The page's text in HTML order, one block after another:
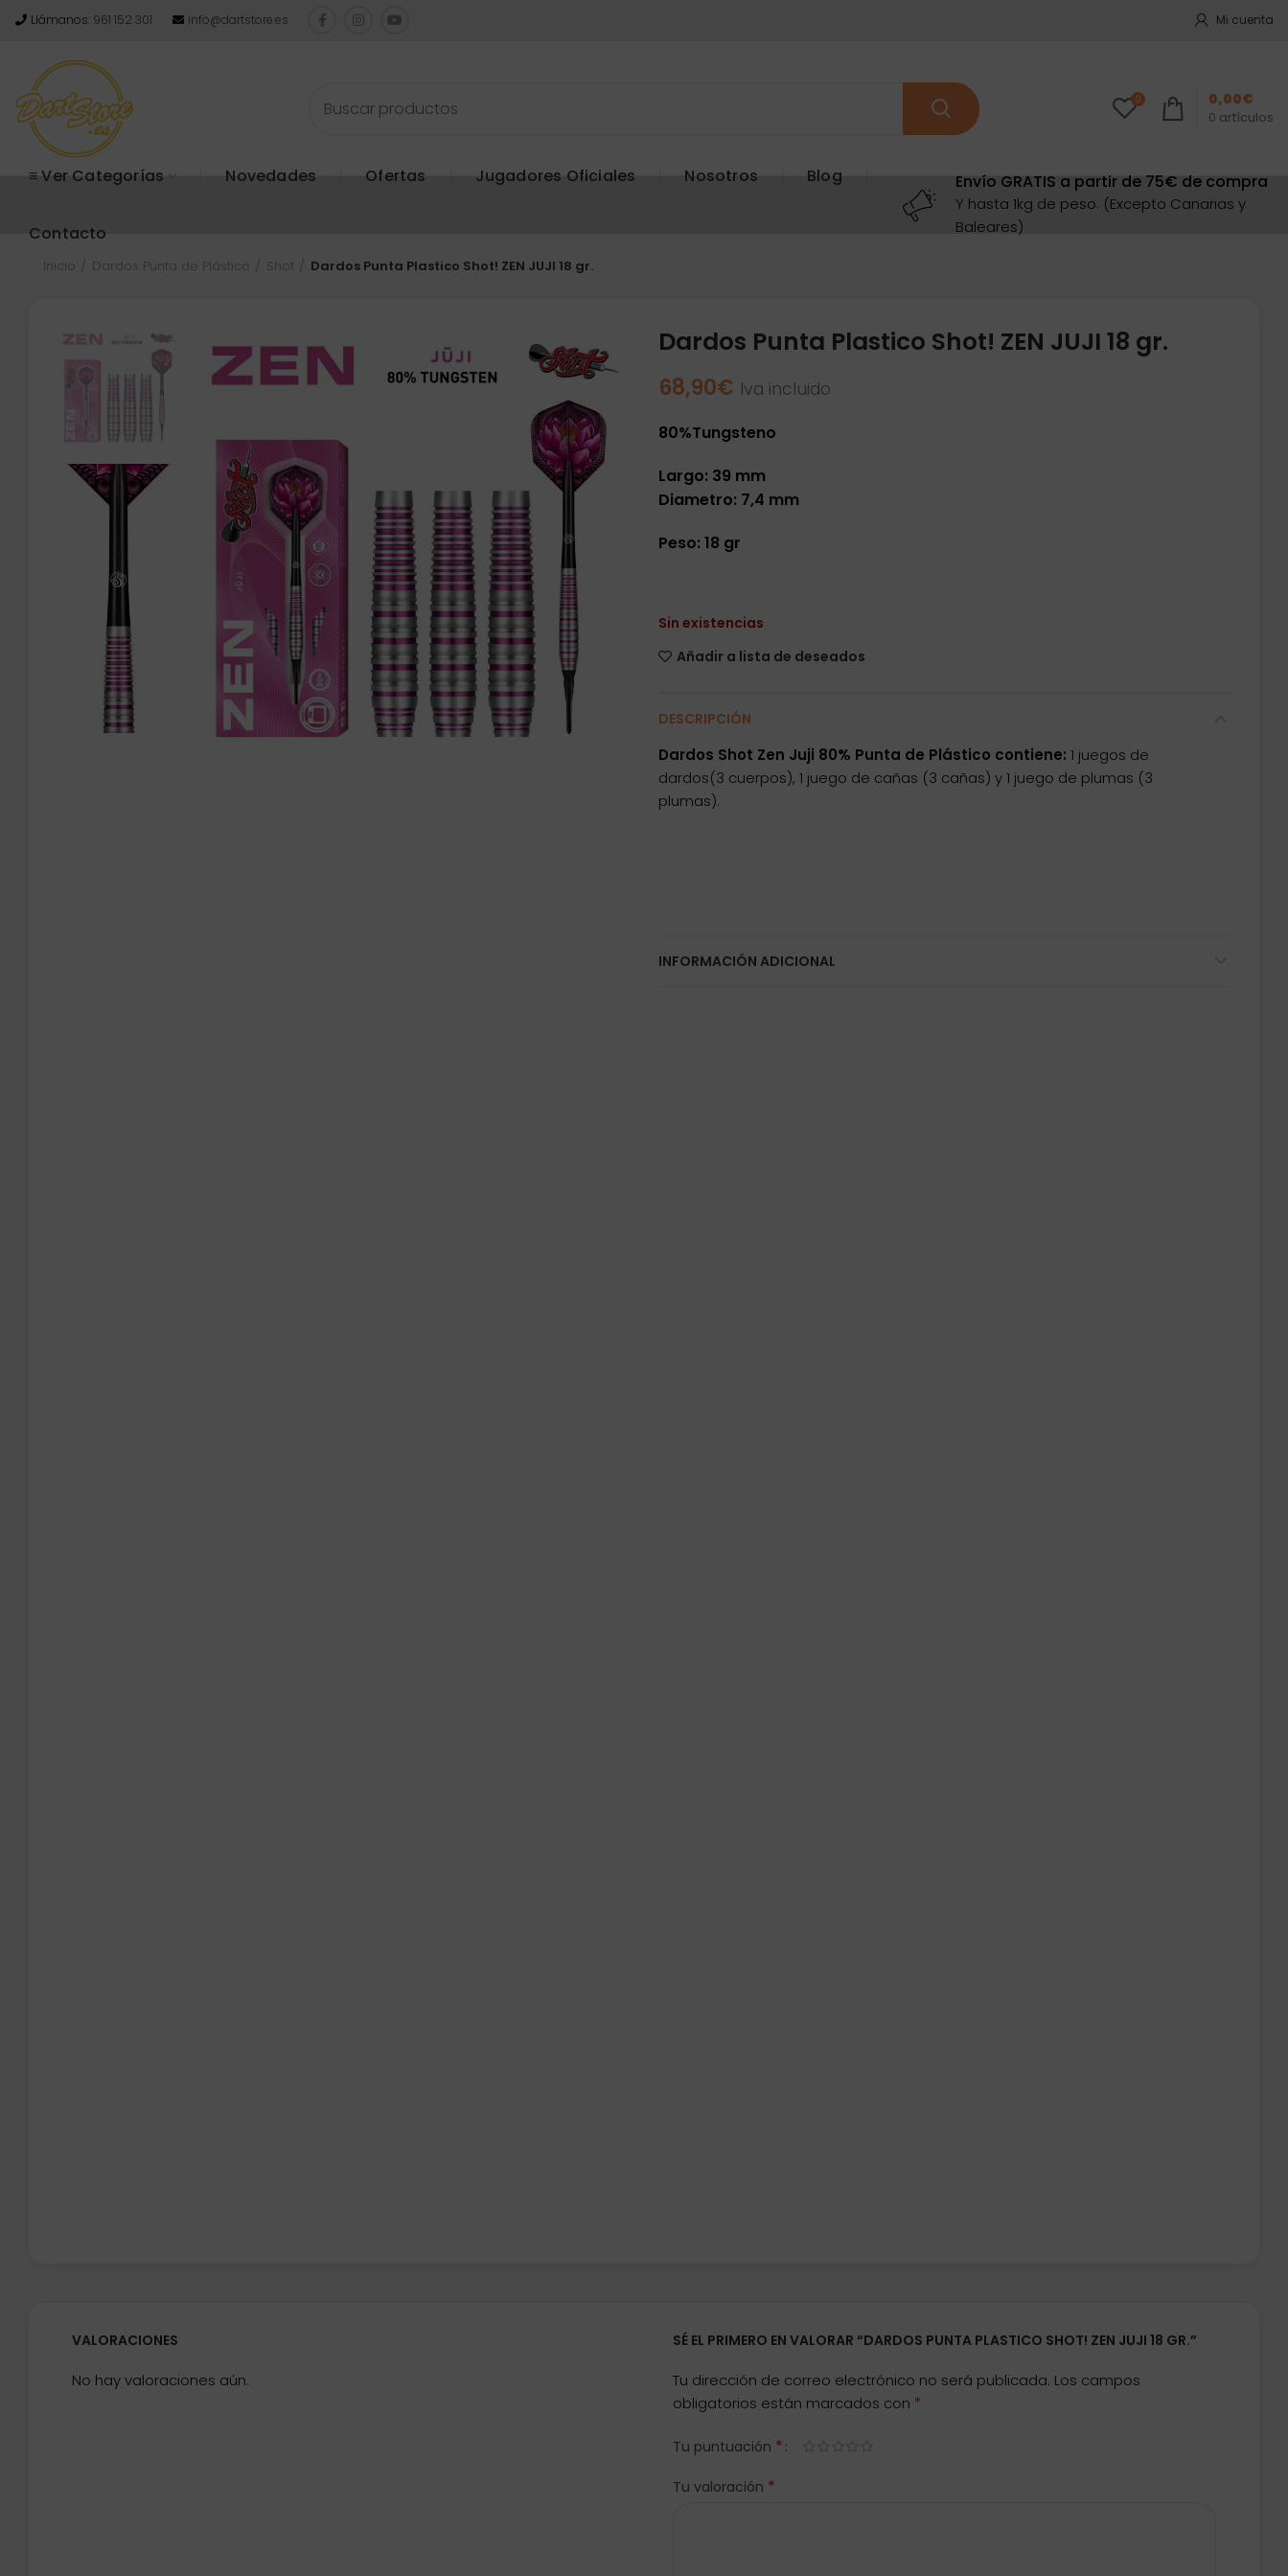
Llámanos: 961 152 301 info@dartstore.es Mi cuenta
0
0 artículos
0,00€
≡ Ver Categorías Novedades Ofertas Jugadores Oficiales Nosotros Blog
Contacto
Envío GRATIS a partir de 75€ de compra
Y hasta 1kg de peso. (Excepto Canarias y
Baleares)
Inicio Dardos Punta de Plástico Shot Dardos Punta Plastico Shot! ZEN JUJI 18 gr.
Dardos Punta Plastico Shot! ZEN JUJI 18 gr.
68,90€ Iva incluido
80%Tungsteno
Largo: 39 mm
Diametro: 7,4 mm
Peso: 18 gr
Sin existencias
Añadir a lista de deseados
DESCRIPCIÓN
Dardos Shot Zen Juji 80% Punta de Plástico contiene: 1 juegos de
dardos(3 cuerpos), 1 juego de cañas (3 cañas) y 1 juego de plumas (3
plumas).
INFORMACIÓN ADICIONAL
VALORACIONES
No hay valoraciones aún.
SÉ EL PRIMERO EN VALORAR “DARDOS PUNTA PLASTICO SHOT! ZEN JUJI 18 GR.”
Tu dirección de correo electrónico no será publicada. Los campos
obligatorios están marcados con *
Tu puntuación *
Tu valoración *